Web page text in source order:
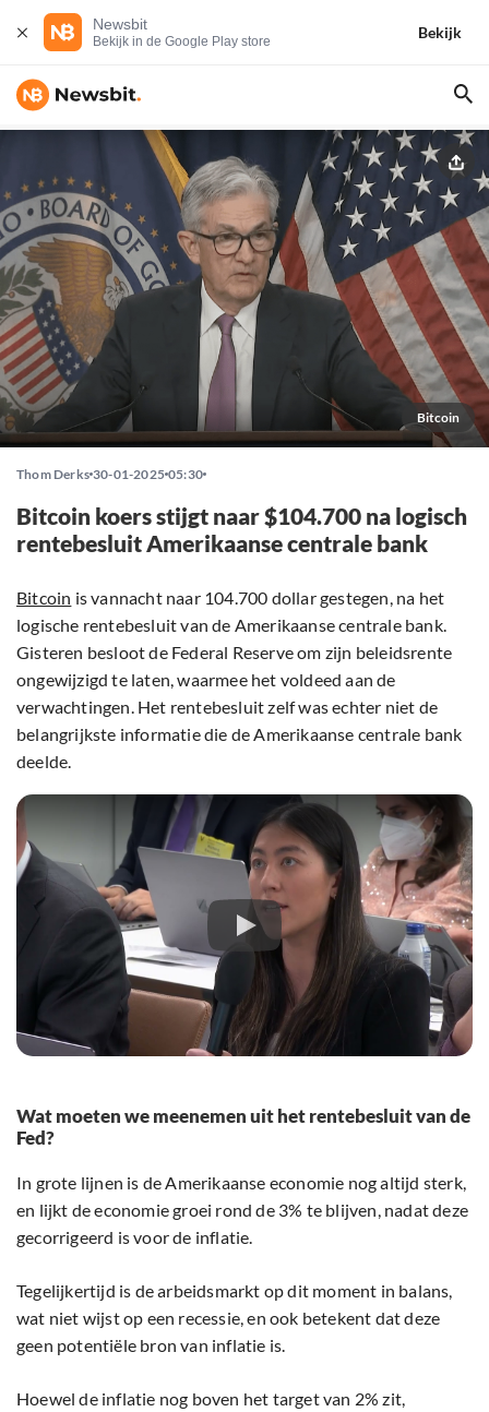
Newsbit
Bekijk in de Google Play store
Bekijk
Bitcoin
Thom Derks 30-01-2025 05:30
Bitcoin koers stijgt naar $104.700 na logisch
rentebesluit Amerikaanse centrale bank
Bitcoin is vannacht naar 104.700 dollar gestegen, na het
logische rentebesluit van de Amerikaanse centrale bank.
Gisteren besloot de Federal Reserve om zijn beleidsrente
ongewijzigd te laten, waarmee het voldeed aan de
verwachtingen. Het rentebesluit zelf was echter niet de
belangrijkste informatie die de Amerikaanse centrale bank
deelde.
Wat moeten we meenemen uit het rentebesluit van de
Fed?
In grote lijnen is de Amerikaanse economie nog altijd sterk,
en lijkt de economie groei rond de 3% te blijven, nadat deze
gecorrigeerd is voor de inflatie.
Tegelijkertijd is de arbeidsmarkt op dit moment in balans,
wat niet wijst op een recessie, en ook betekent dat deze
geen potentiële bron van inflatie is.
Hoewel de inflatie nog boven het target van 2% zit,